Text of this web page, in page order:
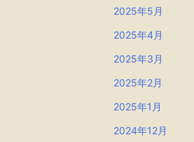
2025年5月
2025年4月
2025年3月
2025年2月
2025年1月
2024年12月